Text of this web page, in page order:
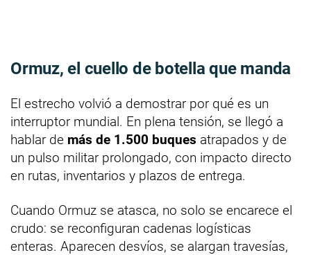
Ormuz, el cuello de botella que manda
El estrecho volvió a demostrar por qué es un
interruptor mundial. En plena tensión, se llegó a
hablar de más de 1.500 buques atrapados y de
un pulso militar prolongado, con impacto directo
en rutas, inventarios y plazos de entrega.
Cuando Ormuz se atasca, no solo se encarece el
crudo: se reconfiguran cadenas logísticas
enteras. Aparecen desvíos, se alargan travesías,